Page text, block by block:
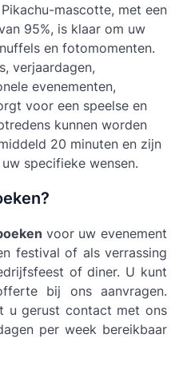
mascotte, met een
95%, is klaar om uw
en fotomomenten.
verjaardagen,
evenementen,
voor een speelse en
kunnen worden
20 minuten en zijn
specifieke wensen.
voor uw evenement
festival of als verrassing
of diner. U kunt
bij ons aanvragen.
u gerust contact met ons
per week bereikbaar